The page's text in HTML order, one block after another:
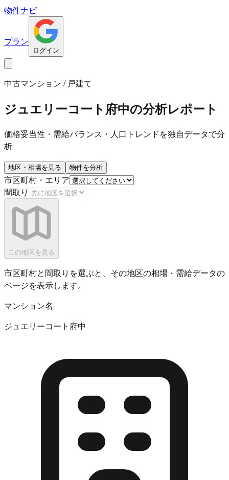
物件ナビ
プラン
ログイン
中古マンション / 戸建て
ジュエリーコート府中の分析レポート
価格妥当性・需給バランス・人口トレンドを独自データで分
析
地区・相場を見る 物件を分析
市区町村・エリア
間取り
この地区を見る
市区町村と間取りを選ぶと、その地区の相場・需給データの
ページを表示します。
マンション名
ジュエリーコート府中